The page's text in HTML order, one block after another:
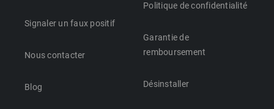
Signaler un faux positif
Nous contacter
Blog
Politique de confidentialité
Garantie de
remboursement
Désinstaller